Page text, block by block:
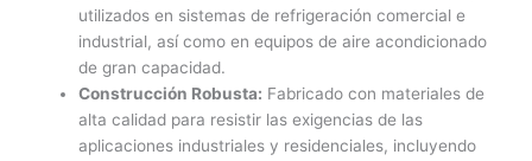
utilizados en sistemas de refrigeración comercial e
industrial, así como en equipos de aire acondicionado
de gran capacidad.
Construcción Robusta: Fabricado con materiales de
alta calidad para resistir las exigencias de las
aplicaciones industriales y residenciales, incluyendo